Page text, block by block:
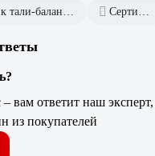
– вам ответит наш
из покупателей